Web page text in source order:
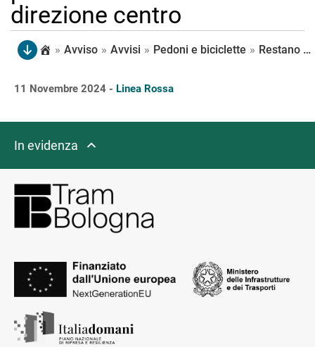
direzione centro
» Avviso » Avvisi » Pedoni e biciclette » Restano validi anche durante la seconda fase dei lavori i percorsi ciclabili alternativi, con l’obbligo di percorrere via Galliera in direzione centro
11 Novembre 2024 - Linea Rossa
In evidenza